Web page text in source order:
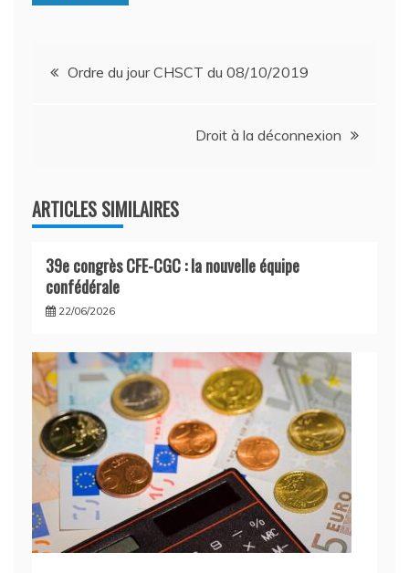
Navigation
Ordre du jour CHSCT du 08/10/2019
Droit à la déconnexion
ARTICLES SIMILAIRES
39e congrès CFE-CGC : la nouvelle équipe
confédérale
22/06/2026